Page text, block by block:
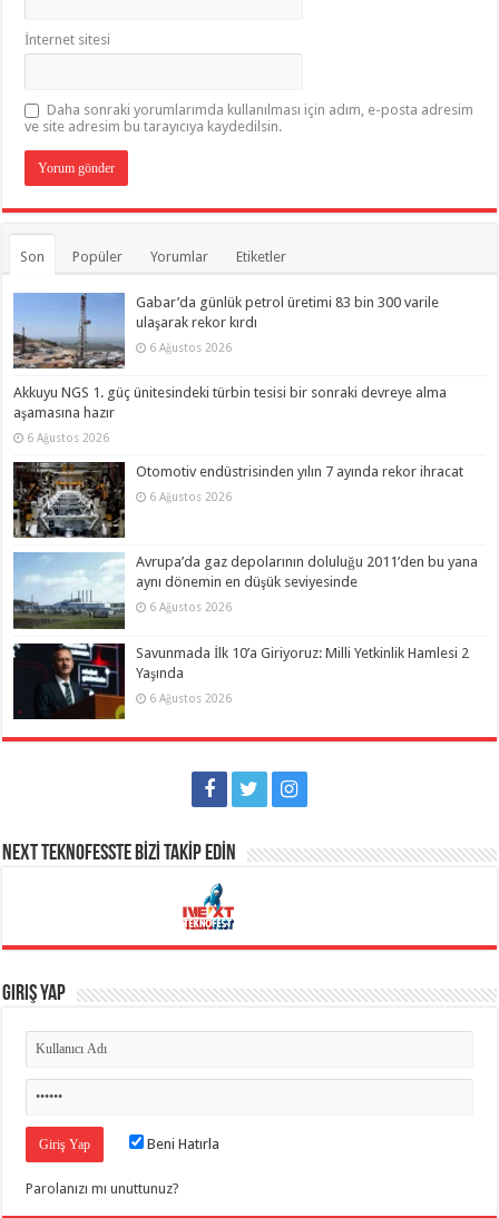
İnternet sitesi
Daha sonraki yorumlarımda kullanılması için adım, e-posta adresim
ve site adresim bu tarayıcıya kaydedilsin.
Son Popüler Yorumlar Etiketler
Gabar’da günlük petrol üretimi 83 bin 300 varile
ulaşarak rekor kırdı
6 Ağustos 2026
Akkuyu NGS 1. güç ünitesindeki türbin tesisi bir sonraki devreye alma
aşamasına hazır
6 Ağustos 2026
Otomotiv endüstrisinden yılın 7 ayında rekor ihracat
6 Ağustos 2026
Avrupa’da gaz depolarının doluluğu 2011’den bu yana
aynı dönemin en düşük seviyesinde
6 Ağustos 2026
Savunmada İlk 10’a Giriyoruz: Milli Yetkinlik Hamlesi 2
Yaşında
6 Ağustos 2026
NEXT TEKNOFESSTE BİZİ TAKİP EDİN
Giriş Yap
Beni Hatırla
Parolanızı mı unuttunuz?